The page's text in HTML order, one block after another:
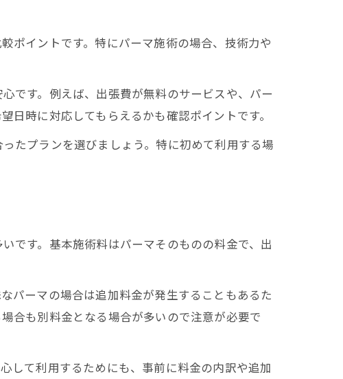
ポイントです。特にパーマ施術の場合、技術力や
です。例えば、出張費が無料のサービスや、パー
時に対応してもらえるかも確認ポイントです。
たプランを選びましょう。特に初めて利用する場
です。基本施術料はパーマそのものの料金で、出
パーマの場合は追加料金が発生することもあるた
合も別料金となる場合が多いので注意が必要で
して利用するためにも、事前に料金の内訳や追加